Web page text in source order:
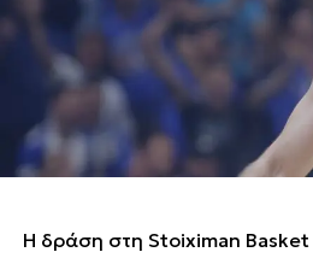
Η δράση στη Stoiximan Basket